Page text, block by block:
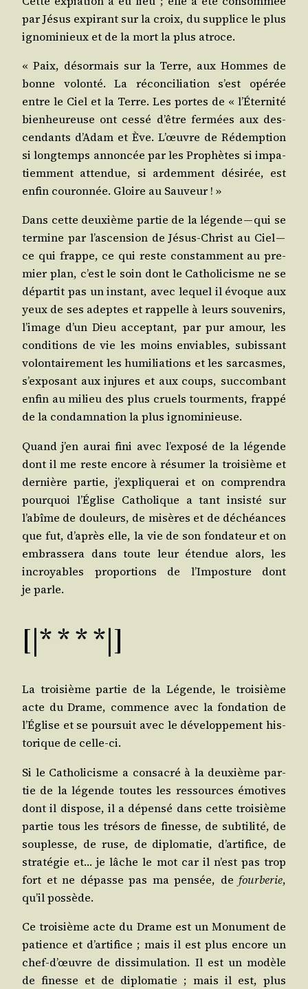
par Jésus expi­rant sur la croix, du sup­plice le plus
igno­mi­nieux et de la mort la plus atroce.
« Paix, désor­mais sur la Terre, aux Hommes de
bonne volon­té. La récon­ci­lia­tion s’est opé­rée
entre le Ciel et la Terre. Les portes de « l’Éternité
bien­heu­reuse ont ces­sé d’être fer­mées aux des­
cen­dants d’Adam et Ève. L’œuvre de Rédemp­tion
si long­temps annon­cée par les Pro­phètes si impa­
tiem­ment atten­due, si ardem­ment dési­rée, est
enfin cou­ron­née. Gloire au Sauveur ! »
Dans cette deuxième par­tie de la légende — qui se
ter­mine par l’ascension de Jésus-Christ au Ciel —
ce qui frappe, ce qui reste constam­ment au pre­
mier plan, c’est le soin dont le Catho­li­cisme ne se
dépar­tit pas un ins­tant, avec lequel il évoque aux
yeux de ses adeptes et rap­pelle à leurs sou­ve­nirs,
l’image d’un Dieu accep­tant, par pur amour, les
condi­tions de vie les moins enviables, subis­sant
volon­tai­re­ment les humi­lia­tions et les sar­casmes,
s’exposant aux injures et aux coups, suc­com­bant
enfin au milieu des plus cruels tour­ments, frap­pé
de la condam­na­tion la plus ignominieuse.
Quand j’en aurai fini avec l’exposé de la légende
dont il me reste encore à résu­mer la troi­sième et
der­nière par­tie, j’expliquerai et on com­pren­dra
pour­quoi l’Église Catho­lique a tant insis­té sur
l’abîme de dou­leurs, de misères et de déchéances
que fut, d’après elle, la vie de son fon­da­teur et on
embras­se­ra dans toute leur éten­due alors, les
incroyables pro­por­tions de l’Imposture dont
je parle.
[|* * * *|]
La troi­sième par­tie de la Légende, le troi­sième
acte du Drame, com­mence avec la fon­da­tion de
l’Église et se pour­suit avec le déve­lop­pe­ment his­
to­rique de celle-ci.
Si le Catho­li­cisme a consa­cré à la deuxième par­
tie de la légende toutes les res­sources émo­tives
dont il dis­pose, il a dépen­sé dans cette troi­sième
par­tie tous les tré­sors de finesse, de sub­ti­li­té, de
sou­plesse, de ruse, de diplo­ma­tie, d’artifice, de
stra­té­gie et… je lâche le mot car il n’est pas trop
fort et ne dépasse pas ma pen­sée, de four­be­rie,
qu’il possède.
Ce troi­sième acte du Drame est un Monu­ment de
patience et d’artifice ; mais il est plus encore un
chef‑d’œuvre de dis­si­mu­la­tion. Il est un modèle
de finesse et de diplo­ma­tie ; mais il est, plus